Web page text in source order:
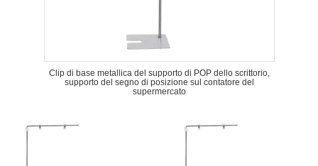
Clip di base metallica del supporto di POP dello scrittorio,
supporto del segno di posizione sul contatore del
supermercato